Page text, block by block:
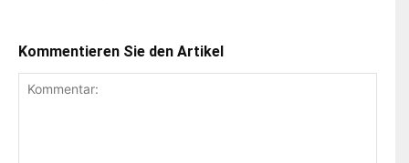
Kommentieren Sie den Artikel